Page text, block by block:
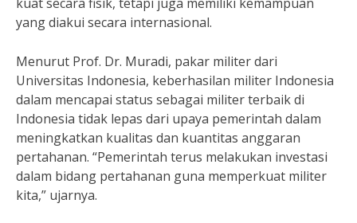
yang diakui secara internasional.
Menurut Prof. Dr. Muradi, pakar militer dari
Universitas Indonesia, keberhasilan militer Indonesia
dalam mencapai status sebagai militer terbaik di
Indonesia tidak lepas dari upaya pemerintah dalam
meningkatkan kualitas dan kuantitas anggaran
pertahanan. “Pemerintah terus melakukan investasi
dalam bidang pertahanan guna memperkuat militer
kita,” ujarnya.